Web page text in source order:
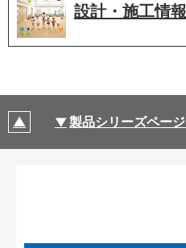
設計・施工情
製品シリーズペー